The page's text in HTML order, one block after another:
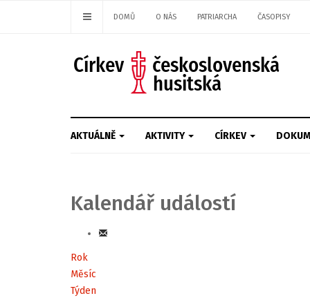
DOMŮ O NÁS PATRIARCHA ČASOPISY
AKTUÁLNĚ AKTIVITY CÍRKEV
Kalendář událostí
Rok
Měsíc
Týden